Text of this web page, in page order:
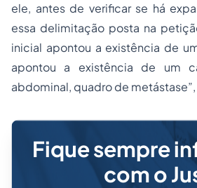
ele, antes de verificar se há
essa delimitação posta na
inicial apontou a existência de
apontou a existência de um
abdominal, quadro de
Fique sempre
com o